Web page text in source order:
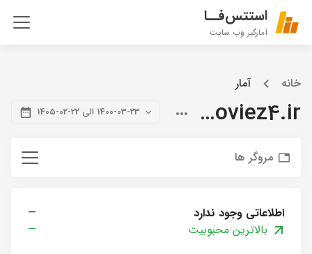
استتس‌فــا
آمارگیر وب سایت
خانه آمار
citymoviez4.ir 1400-03-23 الی 22-02-1405
مروگر ها
اطلاعاتی وجود ندارد
—
بالاترین محبوبیت
—